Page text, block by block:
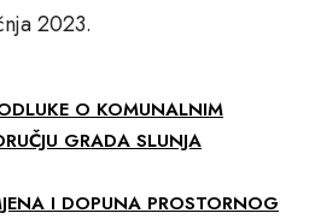
2023.
O KOMUNALNIM
GRADA SLUNJA
I DOPUNA PROSTORNOG